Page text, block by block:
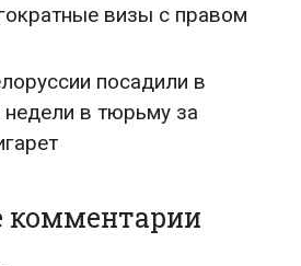
визы с правом
посадили в
недели в тюрьму за
комментарии